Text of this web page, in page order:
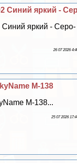
Синий яркий -
Синий яркий - Серо-
26 07 2026
M-138
M-138...
25 07 2026